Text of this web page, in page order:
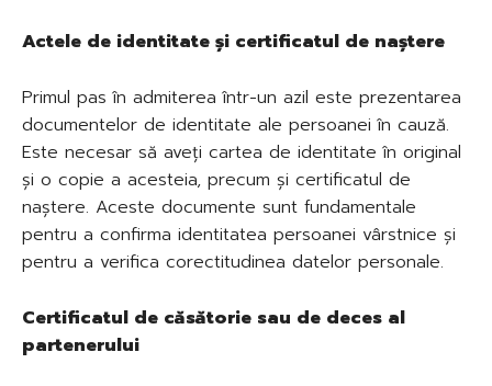
Actele de identitate și certificatul de naștere
Primul pas în admiterea într-un azil este prezentarea
documentelor de identitate ale persoanei în cauză.
Este necesar să aveți cartea de identitate în original
și o copie a acesteia, precum și certificatul de
naștere. Aceste documente sunt fundamentale
pentru a confirma identitatea persoanei vârstnice și
pentru a verifica corectitudinea datelor personale.
Certificatul de căsătorie sau de deces al
partenerului